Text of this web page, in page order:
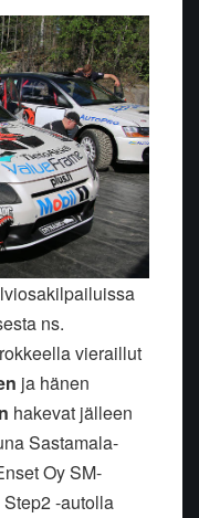
ns.
vieraillut
ja hänen
hakevat jälleen
Sastamala-
Oy SM-
-autolla